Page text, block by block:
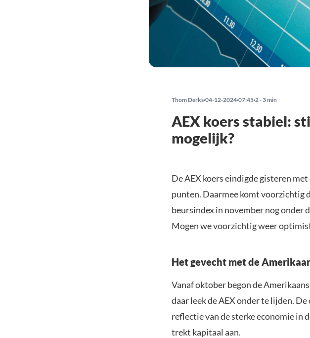
Thom Derks 04-12-2024 07:45 2 - 3 min
AEX koers stabiel:
mogelijk?
De AEX koers eindigde gisteren
punten. Daarmee komt voorzichtig
beursindex in november nog onder
Mogen we voorzichtig weer
Het gevecht met de
Vanaf oktober begon de
daar leek de AEX onder te lijden.
reflectie van de sterke economie in
trekt kapitaal aan.